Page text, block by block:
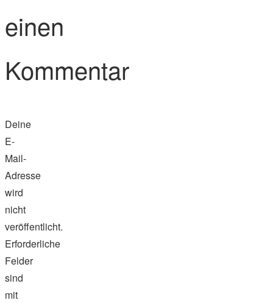
einen
Kommentar
Deine
E-
Mail-
Adresse
wird
nicht
veröffentlicht.
Erforderliche
Felder
sind
mit